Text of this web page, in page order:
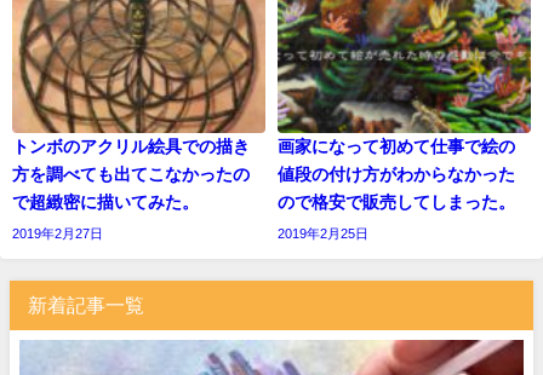
トンボのアクリル絵具での描き
方を調べても出てこなかったの
で超緻密に描いてみた。
2019年2月27日
画家になって初めて仕事で絵の
値段の付け方がわからなかった
ので格安で販売してしまった。
2019年2月25日
新着記事一覧